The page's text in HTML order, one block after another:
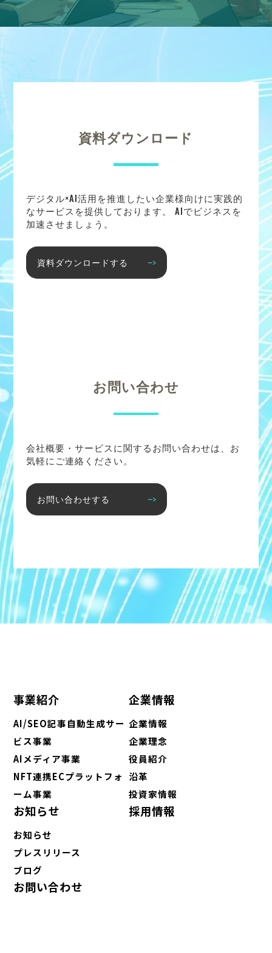
資料ダウンロード
デジタル×AI活用を推進したい企業様向けに実践的
なサービスを提供しております。 AIでビジネスを
加速させましょう。
資料ダウンロードする
お問い合わせ
会社概要・サービスに関するお問い合わせは、お
気軽にご連絡ください。
お問い合わせする
事業紹介
AI/SEO記事自動生成サー
ビス事業
AIメディア事業
NFT連携ECプラットフォ
ーム事業
企業情報
企業情報
企業理念
役員紹介
沿革
投資家情報
お知らせ
お知らせ
プレスリリース
ブログ
採用情報
お問い合わせ